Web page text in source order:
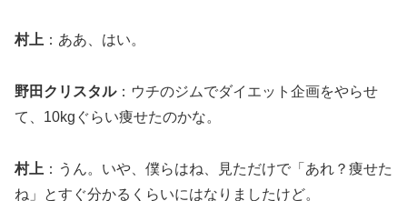
村上 ：ああ、はい。
野田クリスタル：ウチのジムでダイエット企画をやらせ
て、10kgぐらい痩せたのかな。
村上 ：うん。いや、僕らはね、見ただけで「あれ？痩せた
ね」とすぐ分かるくらいにはなりましたけど。